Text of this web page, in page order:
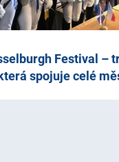
Festival –
spojuje celé